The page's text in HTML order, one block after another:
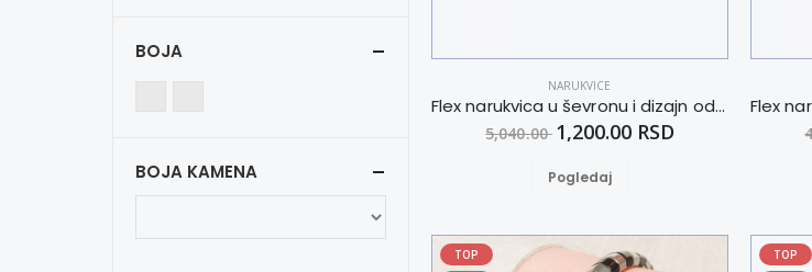
NARUKVICE
Flex narukvica u ševronu i dizajn od dva tona XXL
5,040.00 1,200.00 RSD
Pogledaj
TOP
TOP
BOJA
BOJA KAMENA